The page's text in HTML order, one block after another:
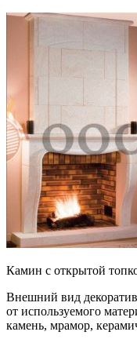
Камин с открытой
Внешний вид
от используемого
камень, мрамор,